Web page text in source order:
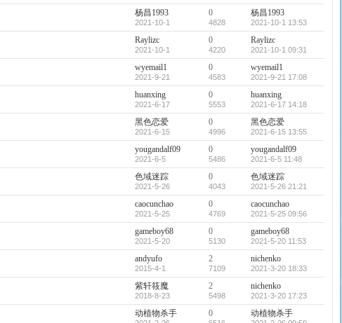
杨昌1993
2021-10-1
0
4828
杨昌1993
2021-10-1 13:53
Raylizc
2021-10-1
0
4220
Raylizc
2021-10-1 09:31
wyemail1
2021-9-21
0
4583
wyemail1
2021-9-21 17:08
huanxing
2021-6-17
0
5553
huanxing
2021-6-17 14:18
黑色恋爱
2021-6-15
0
4996
黑色恋爱
2021-6-15 13:55
yougandalf09
2021-6-5
0
5486
yougandalf09
2021-6-5 11:48
色域迷踪
2021-5-26
0
4043
色域迷踪
2021-5-26 21:21
caocunchao
2021-5-25
0
4769
caocunchao
2021-5-25 09:56
gameboy68
2021-5-20
0
5130
gameboy68
2021-5-20 11:53
andyufo
2015-4-1
2
7109
nichenko
2021-3-20 18:33
紫轩筱魔
2018-8-23
2
5498
nichenko
2021-3-20 17:23
动植物杀手 0 动植物杀手